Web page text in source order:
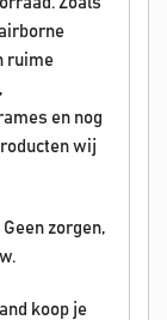
ruime
en nog
wij
zorgen,
koop je